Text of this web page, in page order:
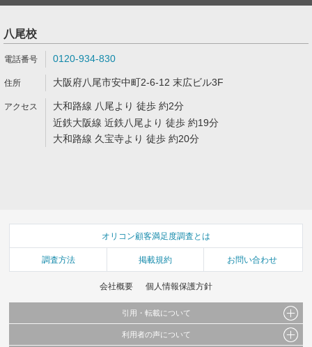
八尾校
0120-934-830
大阪府八尾市安中町2-6-12 末広ビル3F
大和路線 八尾より 徒歩 約2分
近鉄大阪線 近鉄八尾より 徒歩 約19分
大和路線 久宝寺より 徒歩 約20分
オリコン顧客満足度調査とは
調査方法 掲載規約 お問い合わせ
会社概要 個人情報保護方針
引用・転載について
当サイトで公開されている情報（文字、写真、イラスト、画像データ等）及びこれらの配
利用者の声について